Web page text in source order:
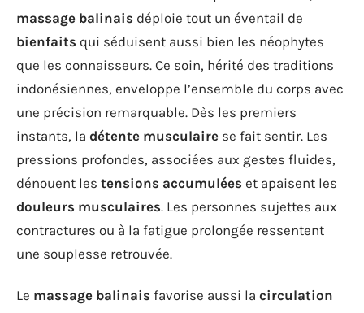
massage balinais déploie tout un éventail de
bienfaits qui séduisent aussi bien les néophytes
que les connaisseurs. Ce soin, hérité des traditions
indonésiennes, enveloppe l’ensemble du corps avec
une précision remarquable. Dès les premiers
instants, la détente musculaire se fait sentir. Les
pressions profondes, associées aux gestes fluides,
dénouent les tensions accumulées et apaisent les
douleurs musculaires. Les personnes sujettes aux
contractures ou à la fatigue prolongée ressentent
une souplesse retrouvée.
Le massage balinais favorise aussi la circulation